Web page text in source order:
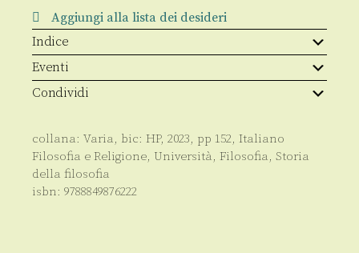
possibile?
quantità
Aggiungi alla lista dei desideri
Indice
Eventi
Condividi
collana: Varia, bic: HP, 2023, pp 152, Italiano
Filosofia e Religione, Università, Filosofia, Storia
della filosofia
isbn: 9788849876222